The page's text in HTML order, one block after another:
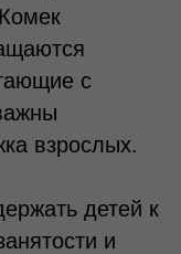
с
взрослых.
детей к
и